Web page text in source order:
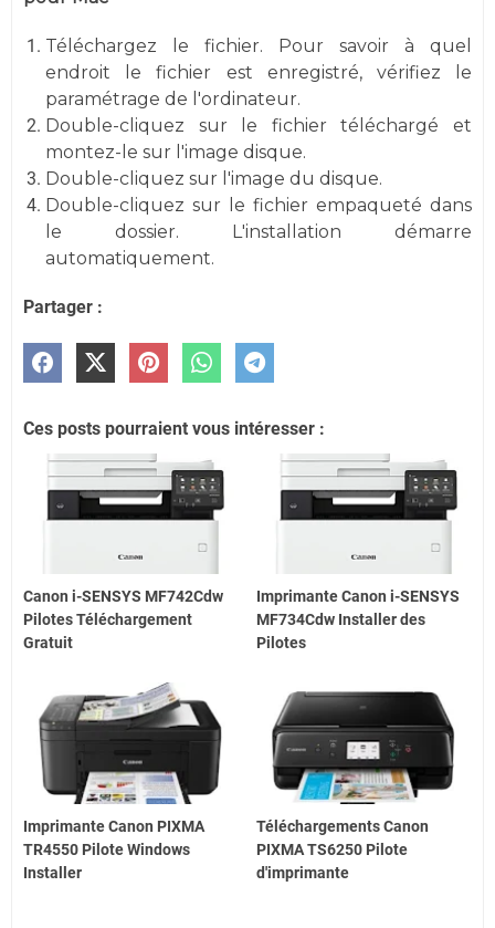
Téléchargez le fichier. Pour savoir à quel
endroit le fichier est enregistré, vérifiez le
paramétrage de l'ordinateur.
Double-cliquez sur le fichier téléchargé et
montez-le sur l'image disque.
Double-cliquez sur l'image du disque.
Double-cliquez sur le fichier empaqueté dans
le dossier. L'installation démarre
automatiquement.
Partager :
Ces posts pourraient vous intéresser :
Canon i-SENSYS MF742Cdw
Pilotes Téléchargement
Gratuit
Imprimante Canon i-SENSYS
MF734Cdw Installer des
Pilotes
Imprimante Canon PIXMA
TR4550 Pilote Windows
Installer
Téléchargements Canon
PIXMA TS6250 Pilote
d'imprimante